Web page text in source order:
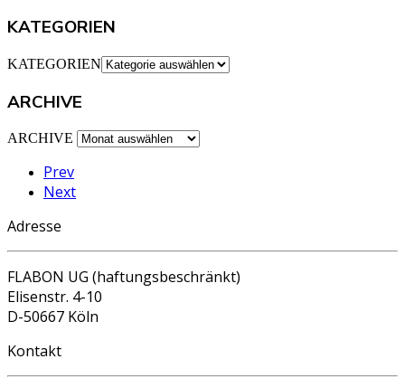
KATEGORIEN
KATEGORIEN
ARCHIVE
ARCHIVE
Prev
Next
Adresse
FLABON UG (haftungsbeschränkt)
Elisenstr. 4-10
D-50667 Köln
Kontakt